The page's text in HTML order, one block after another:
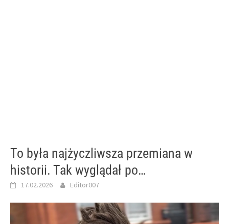
To była najżyczliwsza przemiana w
historii. Tak wyglądał po…
17.02.2026 Editor007